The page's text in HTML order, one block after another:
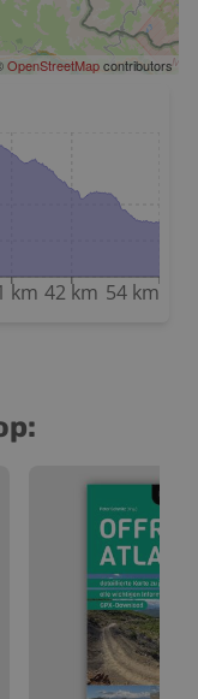
OpenStreetMapcontributors
km 42 km 54 km